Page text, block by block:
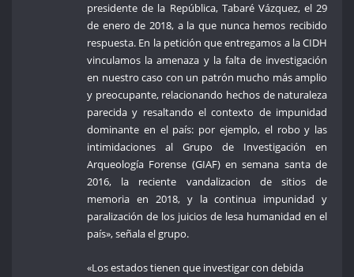
presidente de la República, Tabaré Vázquez, el 29
de enero de 2018, a la que nunca hemos recibido
respuesta. En la petición que entregamos a la CIDH
vinculamos la amenaza y la falta de investigación
en nuestro caso con un patrón mucho más amplio
y preocupante, relacionando hechos de naturaleza
parecida y resaltando el contexto de impunidad
dominante en el país: por ejemplo, el robo y las
intimidaciones al Grupo de Investigación en
Arqueología Forense (GIAF) en semana santa de
2016, la reciente vandalizacion de sitios de
memoria en 2018, y la continua impunidad y
paralización de los juicios de lesa humanidad en el
país», señala el grupo.
«Los estados tienen que investigar con debida